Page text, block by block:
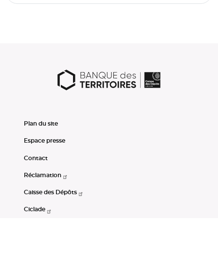
Plan du site
Espace presse
Contact
Réclamation
Caisse des Dépôts
Ciclade